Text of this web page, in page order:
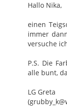
Hallo Nika,
einen
immer
versuche
P.S. Die
alle bunt,
LG Greta